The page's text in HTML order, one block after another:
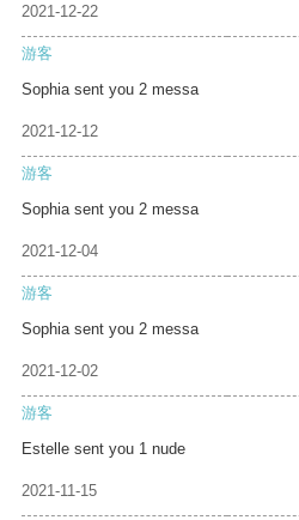
2021-12-22
游客
Sophia sent you 2 messa
2021-12-12
游客
Sophia sent you 2 messa
2021-12-04
游客
Sophia sent you 2 messa
2021-12-02
游客
Estelle sent you 1 nude
2021-11-15